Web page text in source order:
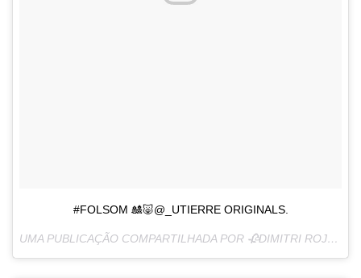
#FOLSOM 🎎🐷@_UTIERRE ORIGINALS.
UMA PUBLICAÇÃO COMPARTILHADA POR 🥀DIMITRI ROJAS (@DIMSSSUM) EM